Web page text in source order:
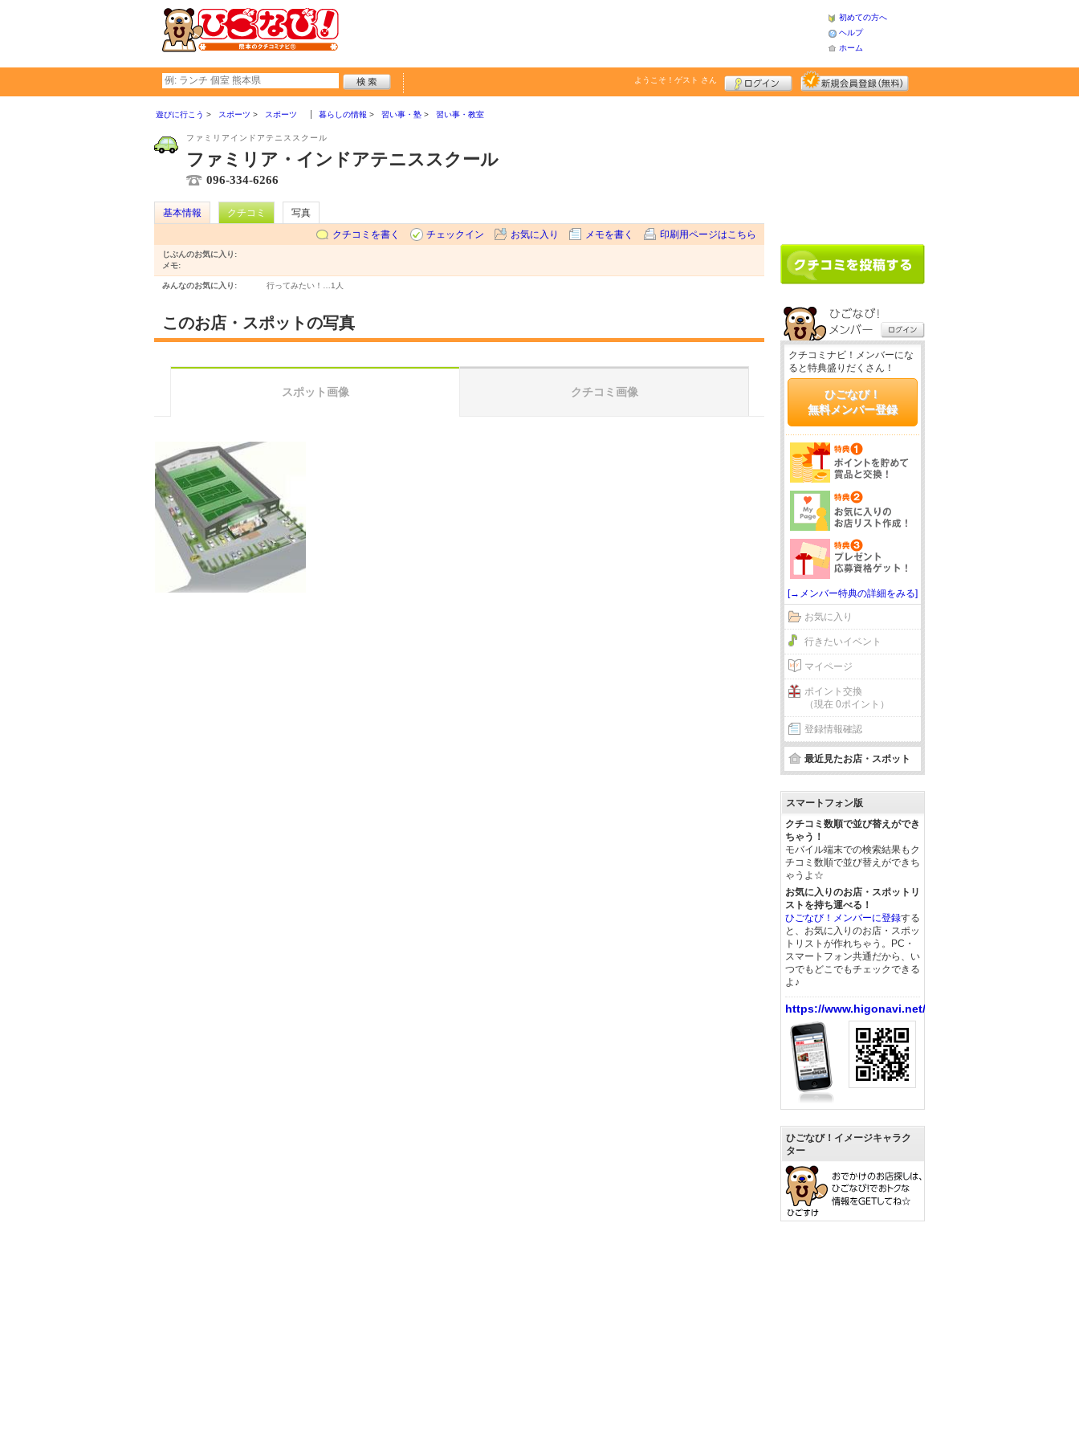
初めての方へ
ヘルプ
ホーム
ようこそ！ ゲスト さん
遊びに行こう スポーツ スポーツ 暮らしの情報 習い事・塾 習い事・教室
ファミリアインドアテニススクール
ファミリア・インドアテニススクール
096-334-6266
基本情報 クチコミ
写真
クチコミを書く
チェックイン お気に入り メモを書く 印刷用ページはこちら
じぶんのお気に入り:
メモ:
みんなのお気に入り: 行ってみたい！… 1人
このお店・スポットの写真
スポット画像 クチコミ画像
クチコミナビ！メンバーにな
ると特典盛りだくさん！
ひごなび！
無料メンバー登録
[→メンバー特典の詳細をみる]
お気に入り
行きたいイベント
マイページ
ポイント交換
（現在 0ポイント）
登録情報確認
最近見たお店・スポット
スマートフォン版
クチコミ数順で並び替えができ
ちゃう！
モバイル端末での検索結果もク
チコミ数順で並び替えができち
ゃうよ☆
お気に入りのお店・スポットリ
ストを持ち運べる！
ひごなび！メンバーに登録する
と、お気に入りのお店・スポッ
トリストが作れちゃう。PC・
スマートフォン共通だから、い
つでもどこでもチェックできる
よ♪
https://www.higonavi.net/
ひごなび！イメージキャラク
ター